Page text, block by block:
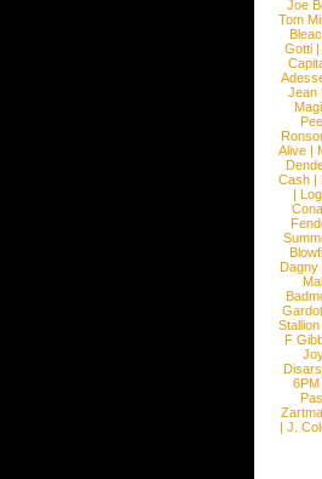
Joe
Tom
Gotti
Jean
Alive |
Cash |
|
Dagny
Gardot
Stallion
F
| J.